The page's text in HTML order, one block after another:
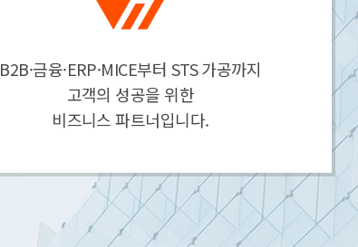
B2B·금융·ERP·MICE부터 STS 가공까지
고객의 성공을 위한
비즈니스 파트너입니다.